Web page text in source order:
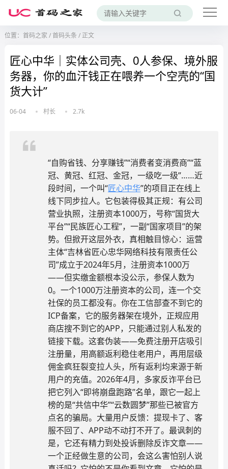
位置： 首码之家 /首码头条 /正文
匠心中华｜实体公司壳、0人参保、境外服
务器，你的血汗钱正在喂养一个空壳的“国
货大计”
06-04 村长 2.7k
“自购省钱、分享赚钱”“消费者变消费商”“蓝
冠、黄冠、红冠、金冠，一级吃一级”……近
段时间，一个叫“匠心中华”的项目正在线上
线下同步拉人。它包装得极其正规：有公司
营业执照，注册资本1000万，号称“国货大
平台”“民族匠心工程”，一副“国家项目”的架
势。但掀开这层外衣，真相触目惊心：运营
主体“吉林省匠心忠华网络科技有限责任公
司”成立于2024年5月，注册资本1000万
——但实缴金额根本没公示，参保人数为
0。一个1000万注册资本的公司，连一个交
社保的员工都没有。你在工信部查不到它的
ICP备案，它的服务器架在境外，正规应用
商店搜不到它的APP，只能通过别人私发的
链接下载。这套伪装——免费注册开店吸引
注册量，用高额返利稳住老用户，再用层级
佣金疯狂裂变拉人头，所有返利均来源于新
用户的充值。2026年4月，多家反诈平台已
把它列入“即将崩盘跑路”名单，跟它一起上
榜的是“共信中华”“云数圆梦”那些已被官方
点名的骗局。大量用户反馈：提现卡了、客
服不回了、APP动不动打不开了。最讽刺的
是，它还有精力到处投诉删除反诈文章——
一个正经做生意的公司，会这么害怕别人说